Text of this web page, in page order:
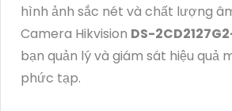
hình ảnh sắc nét và chất lượng
Camera Hikvision DS-
bạn quản lý và giám sát hiệu quả
phức tạp.